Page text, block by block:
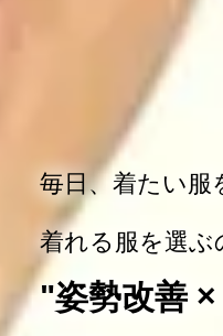
毎日、着たい服
着れる服を選ぶ
"姿勢改善